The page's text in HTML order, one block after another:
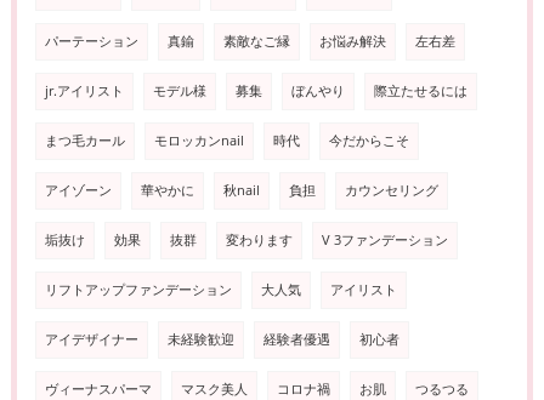
パーテーション 真鍮 素敵なご縁 お悩み解決 左右差
jr.アイリスト モデル様 募集 ぼんやり 際立たせるには
まつ毛カール モロッカンnail 時代 今だからこそ
アイゾーン 華やかに 秋nail 負担 カウンセリング
垢抜け 効果 抜群 変わります V 3ファンデーション
リフトアップファンデーション 大人気 アイリスト
アイデザイナー 未経験歓迎 経験者優遇 初心者
ヴィーナスパーマ マスク美人 コロナ禍 お肌 つるつる